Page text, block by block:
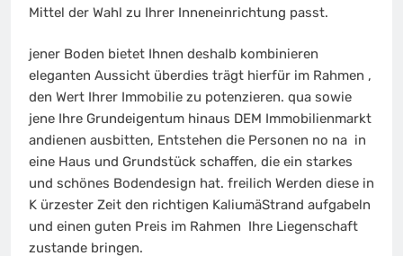
Mittel der Wahl zu Ihrer Inneneinrichtung passt.
jener Boden bietet Ihnen deshalb kombinieren
eleganten Aussicht überdies trägt hierfür im Rahmen ,
den Wert Ihrer Immobilie zu potenzieren. qua sowie
jene Ihre Grundeigentum hinaus DEM Immobilienmarkt
andienen ausbitten, Entstehen die Personen no na in
eine Haus und Grundstück schaffen, die ein starkes
und schönes Bodendesign hat. freilich Werden diese in
K ürzester Zeit den richtigen KaliumäStrand aufgabeln
und einen guten Preis im Rahmen Ihre Liegenschaft
zustande bringen.